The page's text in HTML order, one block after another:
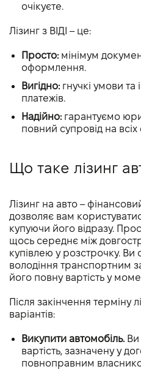
очікуєте.
Лізинг з ВІДІ – це:
Просто: мінімум
оформлення.
Вигідно: гнучкі умови та
платежів.
Надійно: гарантуємо
повний супровід на всіх
Що таке лізинг
Лізинг на авто –
дозволяє вам
купуючи його відразу.
щось середнє між
купівлею у розстрочку. Ви
володіння транспортним
його повну вартість у
Після закінчення терміну
варіантів:
Викупити автомобіль.
вартість, зазначену у
повноправним